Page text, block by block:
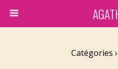
Catégories ›